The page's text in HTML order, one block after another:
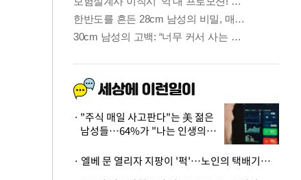
"주식 매일 사고판다"는 美 젊은
남성들…64%가 "나는 인생의
· 엘베 문 열리자 지팡이 '퍽'…노인의 택배기사 폭행 이유